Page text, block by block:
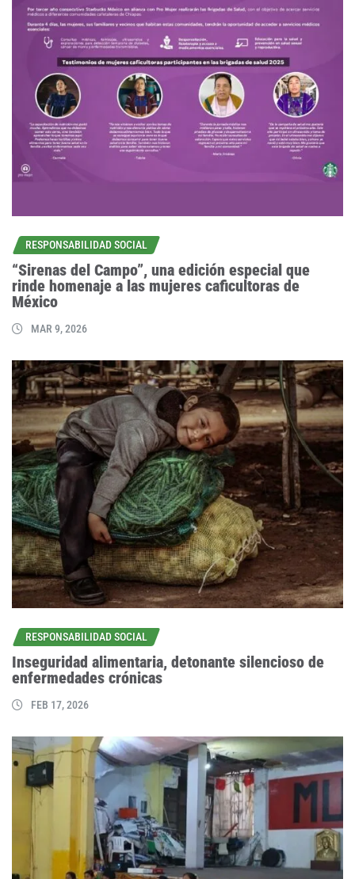
RESPONSABILIDAD SOCIAL
“Sirenas del Campo”, una edición especial que
rinde homenaje a las mujeres caficultoras de
México
MAR 9, 2026
RESPONSABILIDAD SOCIAL
Inseguridad alimentaria, detonante silencioso de
enfermedades crónicas
FEB 17, 2026